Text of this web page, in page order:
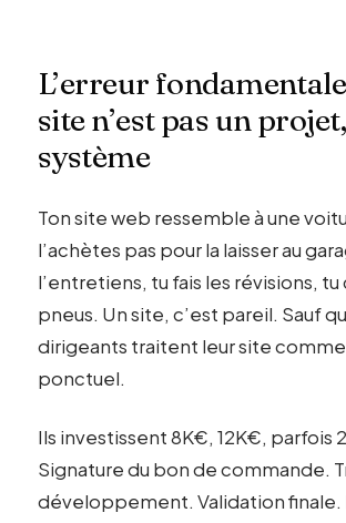
L’erreur
site n’est pas un
système
Ton site web ressemble à une
l’achètes pas pour la laisser au
l’entretiens, tu fais les révisions, tu
pneus. Un site, c’est pareil. Sauf
dirigeants traitent leur site comme
ponctuel.
Ils investissent 8K€, 12K€, parfois
Signature du bon de commande.
développement. Validation finale.